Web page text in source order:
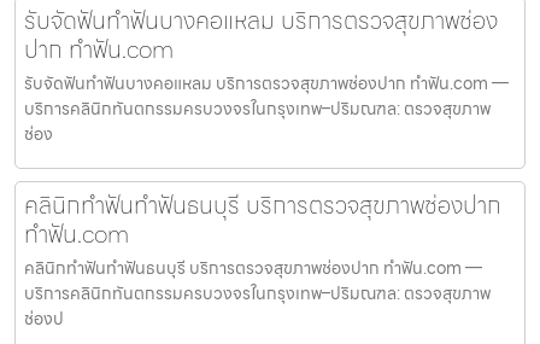
รับจัดฟันทำฟันบางคอแหลม บริการตรวจสุขภาพช่อง
ปาก ทำฟัน.com
รับจัดฟันทำฟันบางคอแหลม บริการตรวจสุขภาพช่องปาก ทำฟัน.com —
บริการคลินิกทันตกรรมครบวงจรในกรุงเทพ–ปริมณฑล: ตรวจสุขภาพ
ช่อง
คลินิกทำฟันทำฟันธนบุรี บริการตรวจสุขภาพช่องปาก
ทำฟัน.com
คลินิกทำฟันทำฟันธนบุรี บริการตรวจสุขภาพช่องปาก ทำฟัน.com —
บริการคลินิกทันตกรรมครบวงจรในกรุงเทพ–ปริมณฑล: ตรวจสุขภาพ
ช่องป